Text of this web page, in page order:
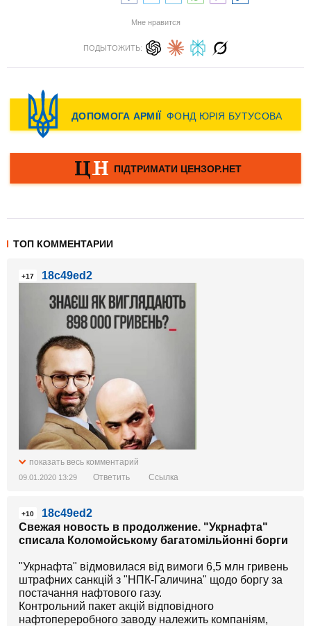
Мне нравится
ПОДЫТОЖИТЬ:
ТОП КОММЕНТАРИИ
+17 18c49ed2
показать весь комментарий
09.01.2020 13:29 Ответить Ссылка
+10
18c49ed2
Свежая новость в продолжение. "Укрнафта"
списала Коломойському багатомільйонні борги
"Укрнафта" відмовилася від вимоги 6,5 млн гривень
штрафних санкцій з "НПК-Галичина" щодо боргу за
постачання нафтового газу.
Контрольний пакет акцій відповідного
нафтопереробного заводу належить компаніям,